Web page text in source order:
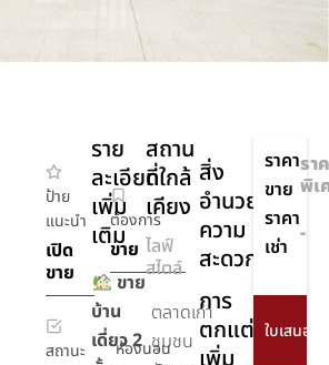
ป้าย
แนะนำ
เปิด
ขาย
ต้องการ
ขาย
สถานะ ห้องนอน
ราย
ละเอียด
เพิ่ม
เติม
ขาย
บ้าน
เดี่ยว 2
สถาน
ที่ใกล้
เคียง
ไลฟ์
สไตล์
ตลาดเก่า
ชุมชน
350
สิ่ง
อำนวย
ความ
สะดวก
การ
ตกแต่ง
ราคา
ขาย
รา
พิเ
ราคา
เช่า
-